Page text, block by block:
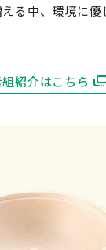
る中、環境に
紹介はこちら